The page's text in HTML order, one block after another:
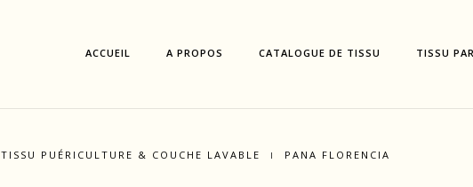
ACCUEIL A PROPOS CATALOGUE DE TISSU TISSU
TISSU PUÉRICULTURE & COUCHE LAVABLE PANA FLORENCIA